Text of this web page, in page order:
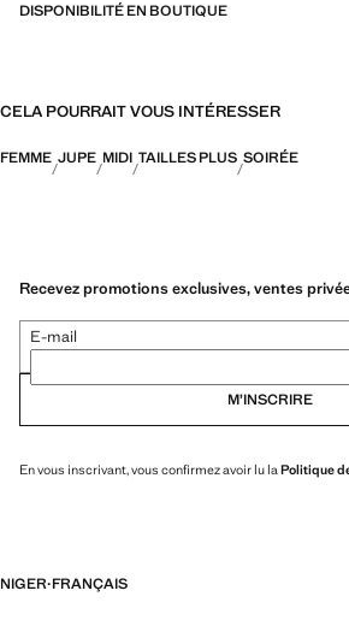
DISPONIBILITÉ EN BOUTIQUE
CELA POURRAIT VOUS INTÉRESSER
FEMME JUPE MIDI TAILLES PLUS SOIRÉE
Recevez promotions exclusives, ventes
E-mail
M’INSCRIRE
En vous inscrivant, vous confirmez avoir lu la Politique
NIGER·FRANÇAIS